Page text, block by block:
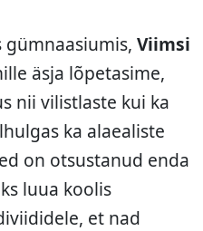
Viimsi
äsja lõpetasime,
nii vilistlaste kui ka
ka alaealiste
on otsustanud enda
luua koolis
et nad